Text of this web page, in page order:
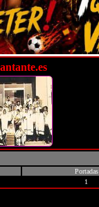
Portadas
1